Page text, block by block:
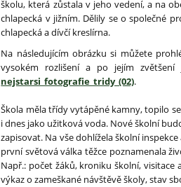
školu, která zůstala v jeho vedení, a na
chlapecká v jižním. Dělily se o společné
chlapecká a dívčí kreslírna.
Na následujícím obrázku si můžete
vysokém rozlišení a po jejím
nejstarsi_fotografie_tridy_(02).
Škola měla třídy vytápěné kamny, topilo
i dnes jako užitková voda. Nové školní
zapisovat. Na vše dohlížela školní
první světová válka těžce poznamenala
Např.: počet žáků, kroniku školní,
výkaz o zameškané návštěvě školy, stav